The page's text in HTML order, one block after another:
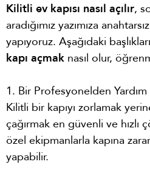
Kilitli ev kapısı nasıl açılır,
aradığımız yazımıza
yapıyoruz. Aşağıdaki
kapı açmak nasıl olur,
1. Bir Profesyonelden
Kilitli bir kapıyı zorlamak
çağırmak en güvenli ve hızlı
özel ekipmanlarla kapına
yapabilir.